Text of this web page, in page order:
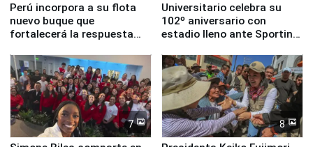
Perú incorpora a su flota
nuevo buque que
fortalecerá la respuesta
Universitario celebra su
102º aniversario con
estadio lleno ante Sporting
7 8